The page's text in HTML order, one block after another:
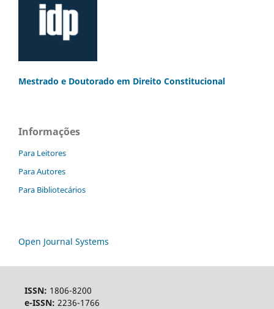
Mestrado e Doutorado em Direito Constitucional
Informações
Para Leitores
Para Autores
Para Bibliotecários
Open Journal Systems
ISSN: 1806-8200
e-ISSN: 2236-1766